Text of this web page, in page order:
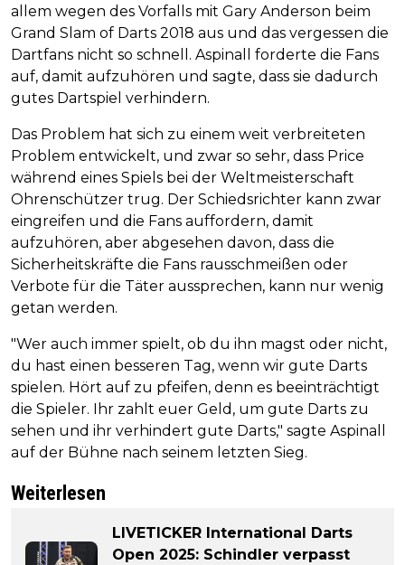
allem wegen des Vorfalls mit Gary Anderson beim
Grand Slam of Darts 2018 aus und das vergessen die
Dartfans nicht so schnell. Aspinall forderte die Fans
auf, damit aufzuhören und sagte, dass sie dadurch
gutes Dartspiel verhindern.
Das Problem hat sich zu einem weit verbreiteten
Problem entwickelt, und zwar so sehr, dass Price
während eines Spiels bei der Weltmeisterschaft
Ohrenschützer trug. Der Schiedsrichter kann zwar
eingreifen und die Fans auffordern, damit
aufzuhören, aber abgesehen davon, dass die
Sicherheitskräfte die Fans rausschmeißen oder
Verbote für die Täter aussprechen, kann nur wenig
getan werden.
"Wer auch immer spielt, ob du ihn magst oder nicht,
du hast einen besseren Tag, wenn wir gute Darts
spielen. Hört auf zu pfeifen, denn es beeinträchtigt
die Spieler. Ihr zahlt euer Geld, um gute Darts zu
sehen und ihr verhindert gute Darts," sagte Aspinall
auf der Bühne nach seinem letzten Sieg.
Weiterlesen
LIVETICKER International Darts
Open 2025: Schindler verpasst